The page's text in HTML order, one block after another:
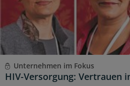
Unternehmen im Fokus
HIV-Versorgung: Vertrauen